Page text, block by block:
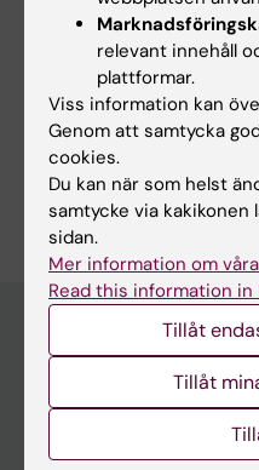
Forskningsområden:
Fysiologi och anatomi
Är du Matilda Widaeus?
Redigera din profil
Utbildning
Forskarutbildning
relevant innehåll
plattformar.
Viss information kan
Genom att samtycka
cookies.
Du kan när som helst
samtycke via
sidan.
Mer information om
Read this information in
Tillåt
Tillåt